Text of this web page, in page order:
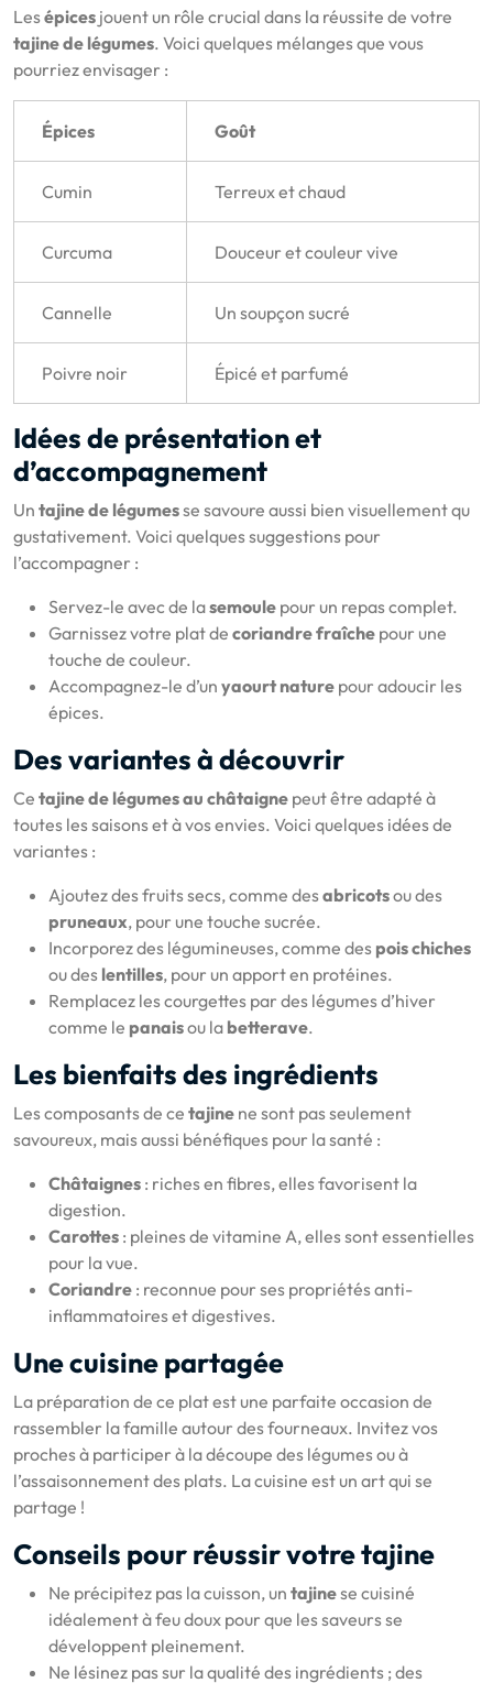
Lesépices jouent un rôle crucial dans la réussite de votre
tajine de légumes. Voici quelques mélanges que vous
pourriez envisager :
Épices Goût
Cumin Terreux et chaud
Curcuma Douceur et couleur vive
Cannelle Un soupçon sucré
Poivre noir Épicé et parfumé
Idées de présentation et
d’accompagnement
Un tajine de légumesse savoure aussi bien visuellement qu
gustativement. Voici quelques suggestions pour
l’accompagner :
Servez-le avec de lasemoule pour un repas complet.
Garnissez votre plat de coriandre fraîche pour une
touche de couleur.
Accompagnez-le d’un yaourt nature pour adoucir les
épices.
Des variantes à découvrir
Ce tajine de légumes au châtaigne peut être adapté à
toutes les saisons et à vos envies. Voici quelques idées de
variantes :
Ajoutez des fruits secs, comme desabricotsou des
pruneaux, pour une touche sucrée.
Incorporez des légumineuses, comme des pois chiches
ou des lentilles, pour un apport en protéines.
Remplacez les courgettes par des légumes d’hiver
comme le panaisou la betterave.
Les bienfaits des ingrédients
Les composants de ce tajine ne sont pas seulement
savoureux, mais aussi bénéfiques pour la santé :
Châtaignes : riches en fibres, elles favorisent la
digestion.
Carottes : pleines de vitamine A, elles sont essentielles
pour la vue.
Coriandre : reconnue pour ses propriétés anti-
inflammatoires et digestives.
Une cuisine partagée
La préparation de ce plat est une parfaite occasion de
rassembler la famille autour des fourneaux. Invitez vos
proches à participer à la découpe des légumes ou à
l’assaisonnement des plats. La cuisine est un art qui se
partage !
Conseils pour réussir votre tajine
Ne précipitez pas la cuisson, un tajinese cuisiné
idéalement à feu doux pour que les saveurs se
développent pleinement.
Ne lésinez pas sur la qualité des ingrédients ; des